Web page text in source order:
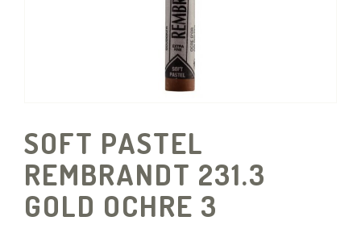
SOFT PASTEL
REMBRANDT 231.3
GOLD OCHRE 3